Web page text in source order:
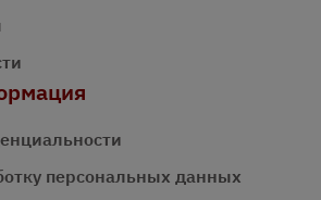
персональных данных